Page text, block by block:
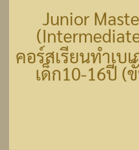
Junior
คอร์สเรียนทำเบ
เด็ก10-16ปี (